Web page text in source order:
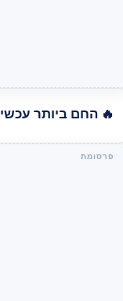
🔥 החם ביותר